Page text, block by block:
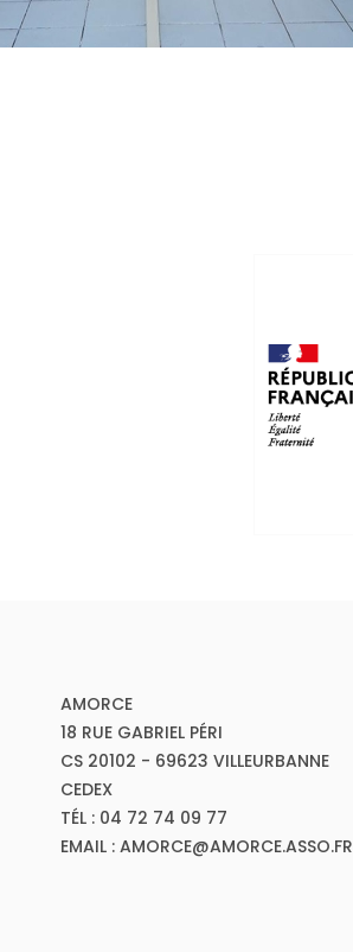
AMORCE
18 RUE GABRIEL PÉRI
CS 20102 - 69623 VILLEURBANNE
CEDEX
TÉL : 04 72 74 09 77
EMAIL : AMORCE@AMORCE.ASSO.FR